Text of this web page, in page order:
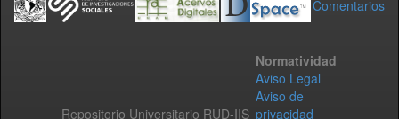
Comentarios
Repositorio Universitario RUD-IIS
Normatividad
Aviso Legal
Aviso de
privacidad